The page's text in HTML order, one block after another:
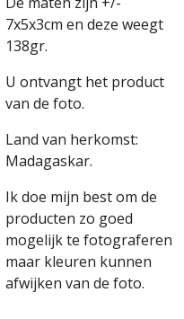
7x5x3cm en deze weegt
138gr.
U ontvangt het product
van de foto.
Land van herkomst:
Madagaskar.
Ik doe mijn best om de
producten zo goed
mogelijk te fotograferen
maar kleuren kunnen
afwijken van de foto.